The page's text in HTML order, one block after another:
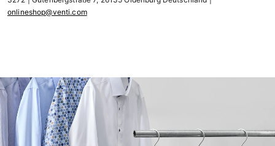
onlineshop@venti.com